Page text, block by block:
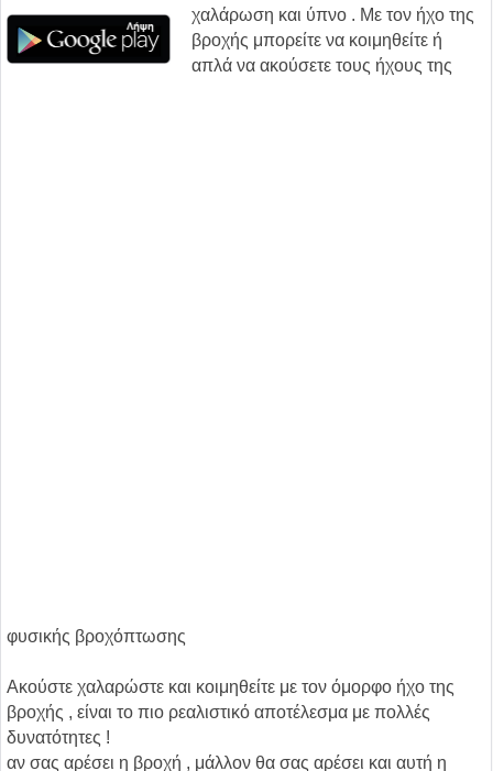
χαλάρωση και ύπνο . Με τον ήχο της
βροχής μπορείτε να κοιμηθείτε ή
απλά να ακούσετε τους ήχους της
φυσικής βροχόπτωσης
Ακούστε χαλαρώστε και κοιμηθείτε με τον όμορφο ήχο της
βροχής , είναι το πιο ρεαλιστικό αποτέλεσμα με πολλές
δυνατότητες !
αν σας αρέσει η βροχή , μάλλον θα σας αρέσει και αυτή η